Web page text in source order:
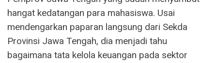
hangat kedatangan para mahasiswa. Usai
mendengarkan paparan langsung dari Sekda
Provinsi Jawa Tengah, dia menjadi tahu
bagaimana tata kelola keuangan pada sektor